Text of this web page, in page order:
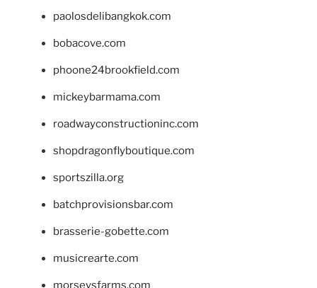
paolosdelibangkok.com
bobacove.com
phoone24brookfield.com
mickeybarmama.com
roadwayconstructioninc.com
shopdragonflyboutique.com
sportszilla.org
batchprovisionsbar.com
brasserie-gobette.com
musicrearte.com
morseysfarms.com